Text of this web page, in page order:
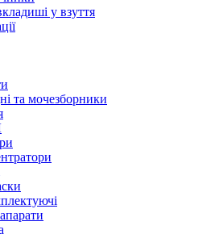
у взуття
та мочезборники